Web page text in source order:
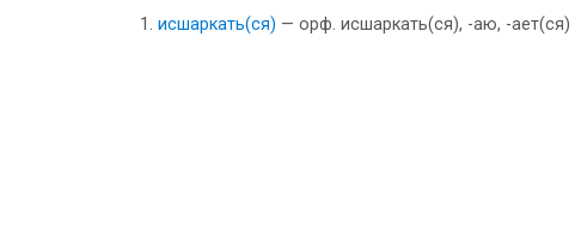
исшаркать(ся) — орф. исшаркать(ся), -аю, -ает(ся)